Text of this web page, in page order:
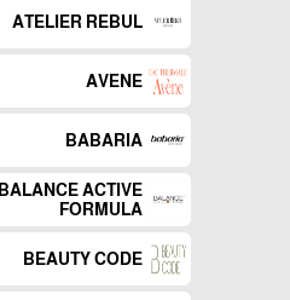
ATELIER REBUL
AVENE
BABARIA
BALANCE ACTIVE
FORMULA
BEAUTY CODE